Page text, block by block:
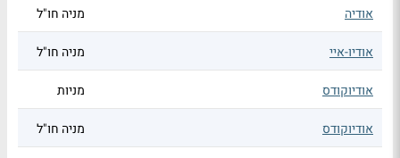
אודיה מניה חו"ל
אודיו-איי מניה חו"ל
אודיוקודס מניות
אודיוקודס מניה חו"ל